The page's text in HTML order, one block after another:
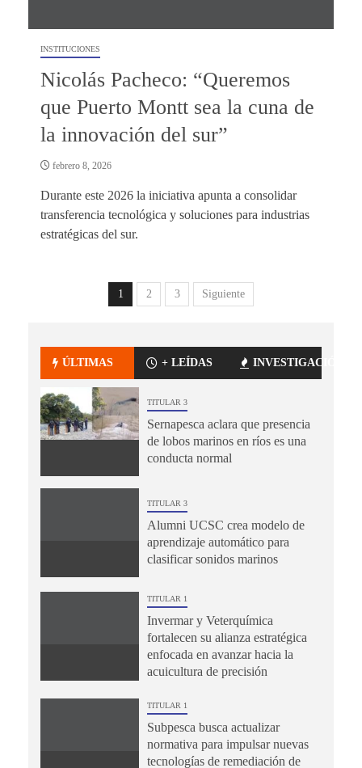
INSTITUCIONES
Nicolás Pacheco: “Queremos
que Puerto Montt sea la cuna de
la innovación del sur”
febrero 8, 2026
Durante este 2026 la iniciativa apunta a consolidar
transferencia tecnológica y soluciones para industrias
estratégicas del sur.
1 2 3 Siguiente
ÚLTIMAS + LEÍDAS INVESTIGACIÓN
TITULAR 3
Sernapesca aclara que presencia
de lobos marinos en ríos es una
conducta normal
TITULAR 3
Alumni UCSC crea modelo de
aprendizaje automático para
clasificar sonidos marinos
TITULAR 1
Invermar y Veterquímica
fortalecen su alianza estratégica
enfocada en avanzar hacia la
acuicultura de precisión
TITULAR 1
Subpesca busca actualizar
normativa para impulsar nuevas
tecnologías de remediación de